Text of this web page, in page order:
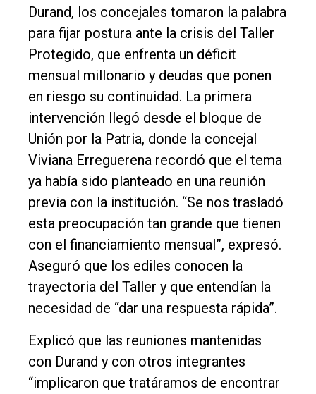
El
único
DIARIO
Balcarce
Inicio
Tendencia
Int.
General
Política
Entrevistas
Rural
Durand, los concejales tomaron la palabra
para fijar postura ante la crisis del Taller
Protegido, que enfrenta un déficit
mensual millonario y deudas que ponen
en riesgo su continuidad. La primera
intervención llegó desde el bloque de
Unión por la Patria, donde la concejal
Viviana Erreguerena recordó que el tema
ya había sido planteado en una reunión
previa con la institución. “Se nos trasladó
esta preocupación tan grande que tienen
con el financiamiento mensual”, expresó.
Aseguró que los ediles conocen la
trayectoria del Taller y que entendían la
necesidad de “dar una respuesta rápida”.
Explicó que las reuniones mantenidas
con Durand y con otros integrantes
“implicaron que tratáramos de encontrar